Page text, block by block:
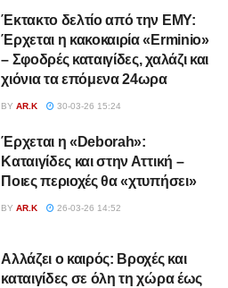
Έκτακτο δελτίο από την ΕΜΥ:
Έρχεται η κακοκαιρία «Erminio»
– Σφοδρές καταιγίδες, χαλάζι και
χιόνια τα επόμενα 24ωρα
BY AR.K 30-03-26 15:24
Έρχεται η «Deborah»:
Καταιγίδες και στην Αττική –
Ποιες περιοχές θα «χτυπήσει»
BY AR.K 26-03-26 14:52
Αλλάζει ο καιρός: Βροχές και
καταιγίδες σε όλη τη χώρα έως